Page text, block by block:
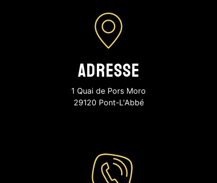
Adresse
1 Quai de Pors Moro
29120 Pont-L'Abbé